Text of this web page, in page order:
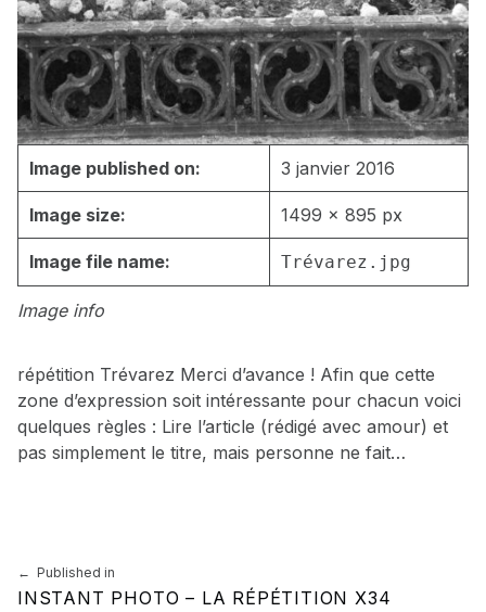
Image info
Image published on: 3 janvier 2016
Image size: 1499 × 895 px
Image file name: Trévarez.jpg
répétition Trévarez Merci d’avance ! Afin que cette
zone d’expression soit intéressante pour chacun voici
quelques règles : Lire l’article (rédigé avec amour) et
pas simplement le titre, mais personne ne fait…
Skip back to main navigation
Navigation de l’article
Published in
INSTANT PHOTO – LA RÉPÉTITION X34